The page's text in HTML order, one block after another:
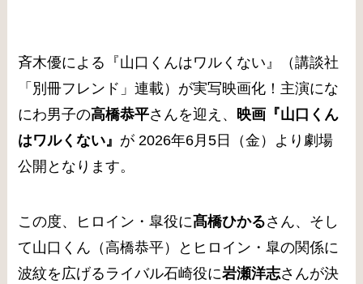
斉木優による『山口くんはワルくない』（講談社
「別冊フレンド」連載）が実写映画化！主演にな
にわ男子の高橋恭平さんを迎え、 映画『山口くん
はワルくない』 が 2026年6月5日（金）より劇場
公開となります。
この度、ヒロイン・皐役に髙橋ひかるさん、そし
て山口くん（高橋恭平）とヒロイン・皐の関係に
波紋を広げるライバル石崎役に岩瀬洋志さんが決